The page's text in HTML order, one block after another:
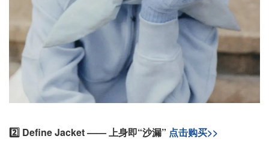
2️⃣ Define Jacket —— 上身即“沙漏” 点击购买>>